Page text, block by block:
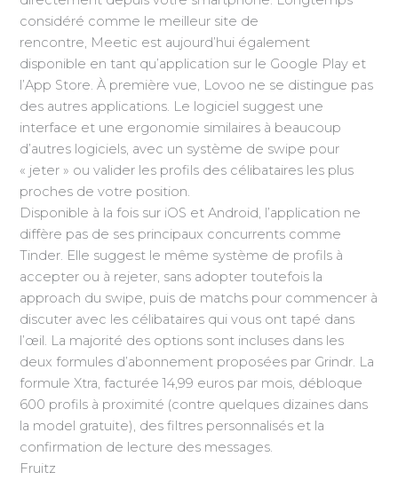
considéré comme le meilleur site de
rencontre, Meetic est aujourd’hui également
disponible en tant qu’application sur le Google Play et
l’App Store. À première vue, Lovoo ne se distingue pas
des autres applications. Le logiciel suggest une
interface et une ergonomie similaires à beaucoup
d’autres logiciels, avec un système de swipe pour
« jeter » ou valider les profils des célibataires les plus
proches de votre position.
Disponible à la fois sur iOS et Android, l’application ne
diffère pas de ses principaux concurrents comme
Tinder. Elle suggest le même système de profils à
accepter ou à rejeter, sans adopter toutefois la
approach du swipe, puis de matchs pour commencer à
discuter avec les célibataires qui vous ont tapé dans
l’œil. La majorité des options sont incluses dans les
deux formules d’abonnement proposées par Grindr. La
formule Xtra, facturée 14,99 euros par mois, débloque
600 profils à proximité (contre quelques dizaines dans
la model gratuite), des filtres personnalisés et la
confirmation de lecture des messages.
Fruitz